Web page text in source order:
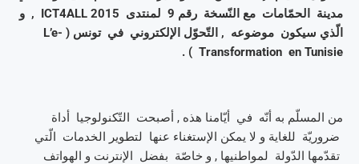
مدينة الحمّامات مع النّسخة رقم 9 لمنتدى ICT4ALL 2015 , و
الّذي سيكون موضوعه , التّحوّل الإلكتروني في تونس ( L’e-
Transformation en Tunisie ) .
من المسلّم به أنّه في أيّامنا هذه , أصبحت التّكنولوجيا أداة
ضروريّة للغاية و لا يمكن الإستغناء عنها لتطوير الخدمات الّتي
تقدّمها الدّولة لمواطنيها , و خاصّة بفضل الإنترنت و الهواتف